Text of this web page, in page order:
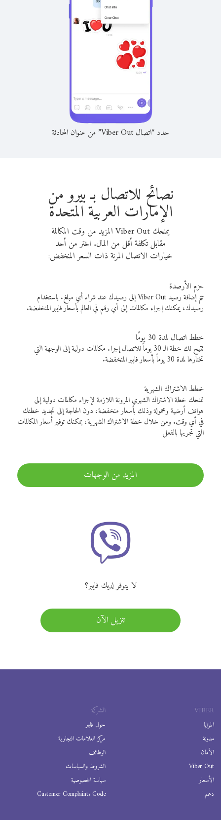
حدد “اتصال Viber Out” من عنوان المحادثة
نصائح للاتصال بـ بيرو من
الإمارات العربية المتحدة
يمنحك Viber Out المزيد من وقت المكالمة
مقابل تكلفة أقل من المال. اختر من أحد
خيارات الاتصال المرنة ذات السعر المنخفض:
حزم الأرصدة
تتم إضافة رصيد Viber Out إلى رصيدك عند شراء أي مبلغ. باستخدام
رصيدك، يمكنك إجراء مكالمات إلى أي رقم في العالم بأسعار فايبر المنخفضة.
خطط اتصال لمدة 30 يومًا
تتيح لك خطة الـ 30 يوماً للاتصال إجراء مكالمات دولية إلى الوجهة التي
تختارها لمدة 30 يوماً بأسعار فايبر المنخفضة.
خطط الاشتراك الشهرية
تمنحك خطة الاشتراك الشهري المرونة اللازمة لإجراء مكالمات دولية إلى
هواتف أرضية ومحمولة وذلك بأسعار منخفضة، دون الحاجة إلى تجديد خطتك
في أي وقت. ومن خلال خطة الاشتراك الشهرية، يمكنك توفير أسعار المكالمات
التي تجريها بالفعل
المزيد من الوجهات
لا يتوفر لديك فايبر؟
تنزيل الآن
VIBER
المزايا
مدونة
الأمان
Viber Out
الأسعار
دعم
الشركة
حول فايبر
مركز العلامات التجارية
الوظائف
الشروط والسياسات
سياسة الخصوصية
Customer Complaints Code